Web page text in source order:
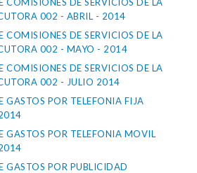
002 - ABRIL - 2014
COMISIONES DE SERVICIOS DE LA
002 - MAYO - 2014
COMISIONES DE SERVICIOS DE LA
002 - JULIO 2014
GASTOS POR TELEFONIA FIJA
GASTOS POR TELEFONIA MOVIL
GASTOS POR PUBLICIDAD